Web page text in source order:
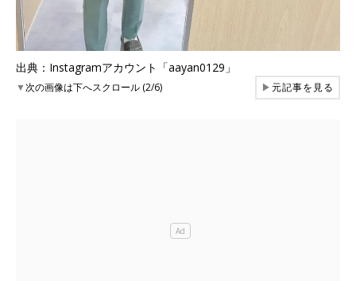
出典：Instagramアカウント「aayan0129」
▼次の画像は下へスクロール (2/6) ▶元記事を見る